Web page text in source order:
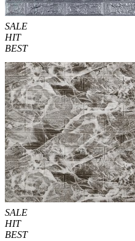
SALE
HIT
BEST
Самоклеющаяся
47 грн./шт 90 грн./шт
Купить В закладки
SALE
HIT
BEST